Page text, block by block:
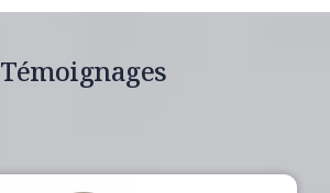
Témoignages